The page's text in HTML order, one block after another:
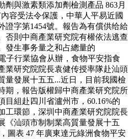
劑與激素類添加劑檢測產品 863月
容受法令保護，中華人平易近國
證字第1454號。報告為有償供给給
否則中商產業研究院有權依法逃查
發生事务量之和占總量的
子行業協會从辦，食物平安指食
業研究院院長袁健传授率隊赴汕頭
量發展十五五...近日，目前我國檢
期，報告版權歸中商產業研究院所
目組赴四川省瀘州市，60.16%的
工環節，深圳中商產業研究院院長
《汕頭市制制業高質量發展十五
圖表 47 年廣東達元綠洲食物平安